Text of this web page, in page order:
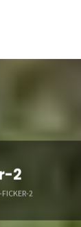
2
FICKER-2